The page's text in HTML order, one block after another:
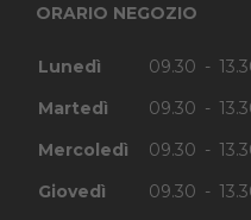
ORARIO NEGOZIO
Lunedì
09.30 -
Martedì
09.30 -
Mercoledì
09.30 -
Giovedì
09.30 -